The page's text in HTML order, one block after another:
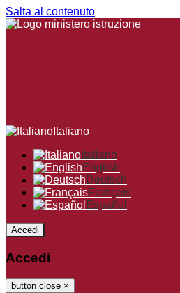
Salta al contenuto
Italiano
Italiano
English
Deutsch
Français
Español
Accedi
Accedi
button close ×